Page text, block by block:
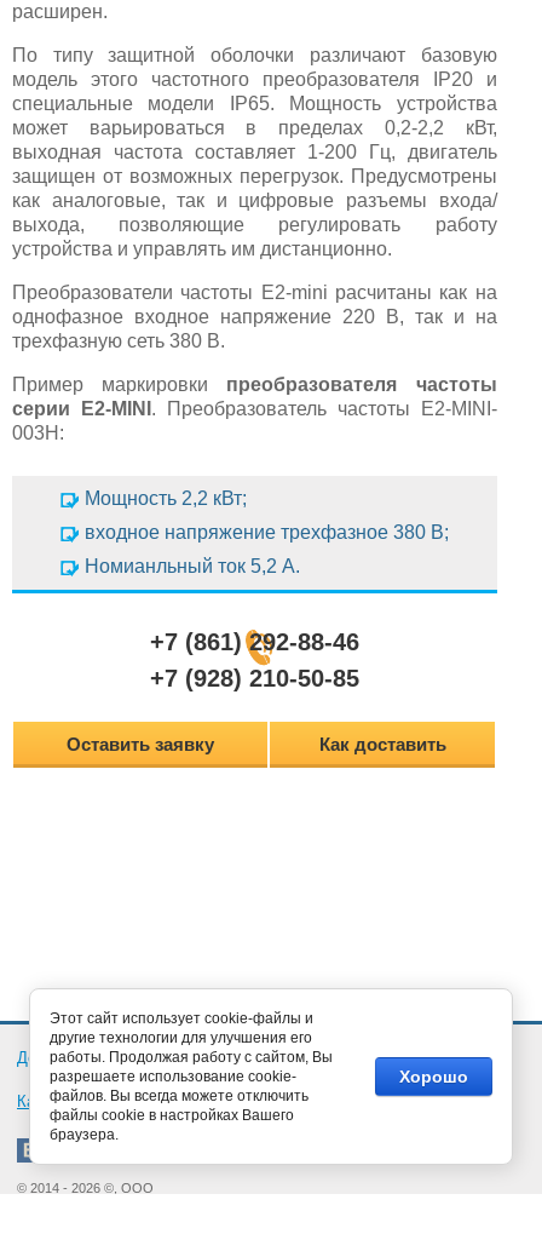
расширен.
По типу защитной оболочки различают базовую
модель этого частотного преобразователя IP20 и
специальные модели IP65. Мощность устройства
может варьироваться в пределах 0,2-2,2 кВт,
выходная частота составляет 1-200 Гц, двигатель
защищен от возможных перегрузок. Предусмотрены
как аналоговые, так и цифровые разъемы входа/
выхода, позволяющие регулировать работу
устройства и управлять им дистанционно.
Преобразователи частоты E2-mini расчитаны как на
однофазное входное напряжение 220 В, так и на
трехфазную сеть 380 В.
Пример маркировки преобразователя частоты
серии E2-MINI . Преобразователь частоты E2-MINI-
003Н:
Мощность 2,2 кВт;
входное напряжение трехфазное 380 В;
Номианльный ток 5,2 А.
+7 (861) 292-88-46
+7 (928) 210-50-85
Оставить заявку Как доставить
Документация Обратная связь Новости Статьи
Карта сайта
© 2014 - 2026 ©, ООО
Этот сайт использует cookie-файлы и
другие технологии для улучшения его
работы. Продолжая работу с сайтом, Вы
разрешаете использование cookie-
файлов. Вы всегда можете отключить
файлы cookie в настройках Вашего
браузера.
Хорошо